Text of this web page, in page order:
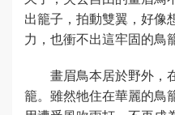
出籠子，拍動雙翼，好像
力，也衝不出這牢固的鳥籠
畫眉鳥本居於野外，
籠。雖然牠住在華麗的鳥